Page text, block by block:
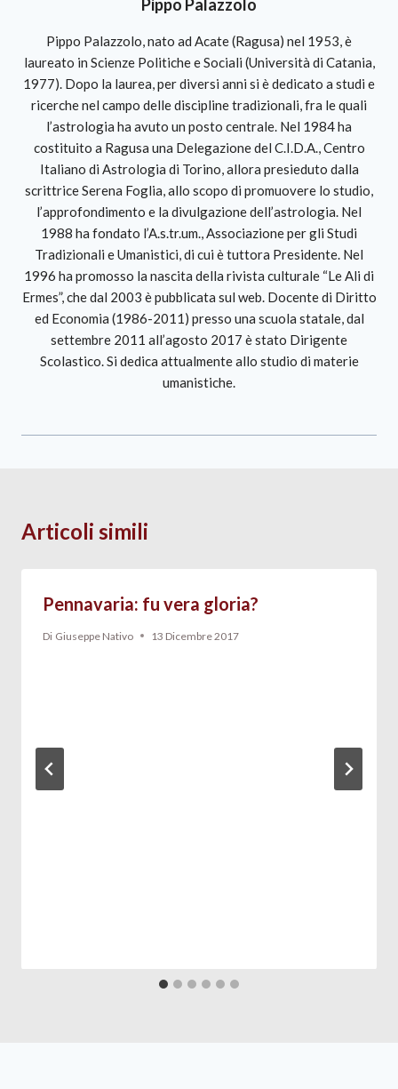
Pippo Palazzolo
Pippo Palazzolo, nato ad Acate (Ragusa) nel 1953, è
laureato in Scienze Politiche e Sociali (Università di Catania,
1977). Dopo la laurea, per diversi anni si è dedicato a studi e
ricerche nel campo delle discipline tradizionali, fra le quali
l’astrologia ha avuto un posto centrale. Nel 1984 ha
costituito a Ragusa una Delegazione del C.I.D.A., Centro
Italiano di Astrologia di Torino, allora presieduto dalla
scrittrice Serena Foglia, allo scopo di promuovere lo studio,
l’approfondimento e la divulgazione dell’astrologia. Nel
1988 ha fondato l’A.s.tr.um., Associazione per gli Studi
Tradizionali e Umanistici, di cui è tuttora Presidente. Nel
1996 ha promosso la nascita della rivista culturale “Le Ali di
Ermes”, che dal 2003 è pubblicata sul web. Docente di Diritto
ed Economia (1986-2011) presso una scuola statale, dal
settembre 2011 all’agosto 2017 è stato Dirigente
Scolastico. Si dedica attualmente allo studio di materie
umanistiche.
Articoli simili
Pennavaria: fu vera gloria?
Di Giuseppe Nativo 13 Dicembre 2017